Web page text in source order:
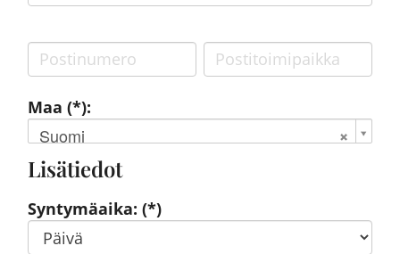
Maa (*):
Suomi
Lisätiedot
Syntymäaika: (*)